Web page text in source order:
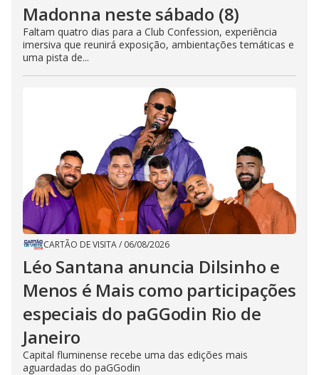
Madonna neste sábado (8)
Faltam quatro dias para a Club Confession, experiência
imersiva que reunirá exposição, ambientações temáticas e
uma pista de...
CARTÃO DE VISITA/ 06/08/2026
Léo Santana anuncia Dilsinho e
Menos é Mais como participações
especiais do paGGodin Rio de
Janeiro
Capital fluminense recebe uma das edições mais
aguardadas do paGGodin